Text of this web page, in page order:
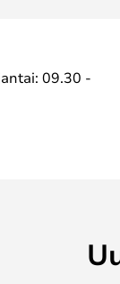
09.30 -